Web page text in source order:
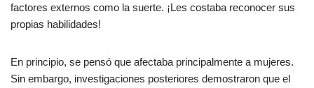
factores externos como la suerte. ¡Les costaba reconocer sus
propias habilidades!
En principio, se pensó que afectaba principalmente a mujeres.
Sin embargo, investigaciones posteriores demostraron que el